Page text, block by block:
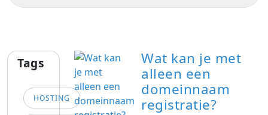
Tags
HOSTING
Wat kan je met
alleen een
domeinnaam
registratie?